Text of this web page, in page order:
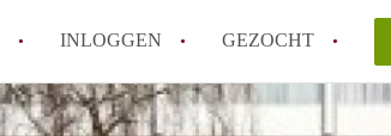
INLOGGEN GEZOCHT